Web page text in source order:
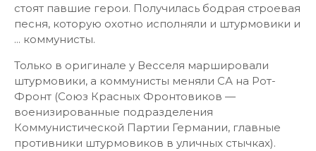
стоят павшие герои. Получилась бодрая строевая
песня, которую охотно исполняли и штурмовики и
... коммунисты.
Только в оригинале у Весселя маршировали
штурмовики, а коммунисты меняли СА на Рот-
Фронт (Союз Красных Фронтовиков —
военизированные подразделения
Коммунистической Партии Германии, главные
противники штурмовиков в уличных стычках).